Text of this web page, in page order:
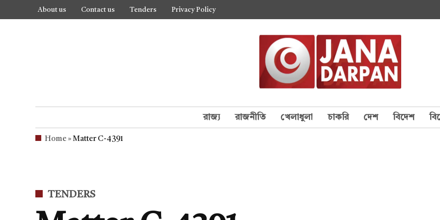
About us Contact us Tenders Privacy Policy
রাজ্য রাজনীতি খেলাধুলা চাকরি দেশ বিদেশ
Home»Matter C-4391
POSTED
TENDERS